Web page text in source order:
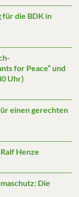
für die BDK in
for Peace“ und
Uhr)
einen gerechten
Henze
Die